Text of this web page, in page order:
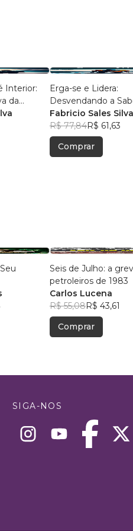
Interior:
da
Erga-se e Lidera:
Desvendando a
Sucesso
Fabricio Sales Silva
R$ 77,84R$ 61,63
Comprar
Seis de Julho: a
petroleiros de 1983
Carlos Lucena
R$ 55,08R$ 43,61
Comprar
SIGA-NOS